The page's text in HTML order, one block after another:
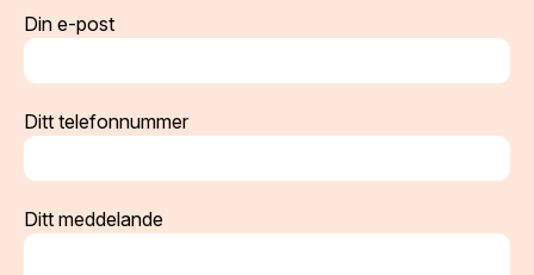
Din e-post
Ditt telefonnummer
Ditt meddelande